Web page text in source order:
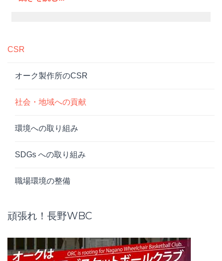
CSR
オーク製作所のCSR
社会・地域への貢献
環境への取り組み
SDGs への取り組み
職場環境の整備
頑張れ！長野WBC